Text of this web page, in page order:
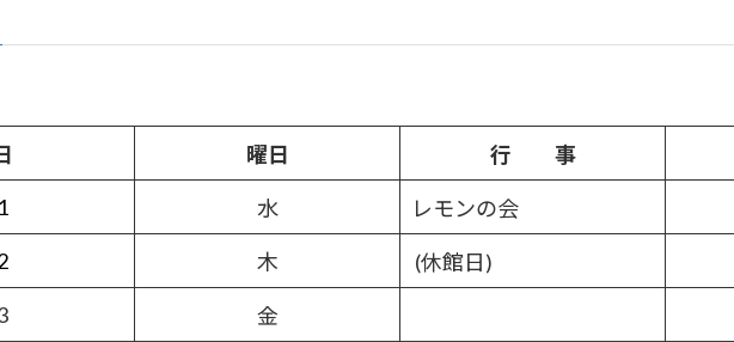
曜日 行 事
水
レモンの会
木
(休館日)
金